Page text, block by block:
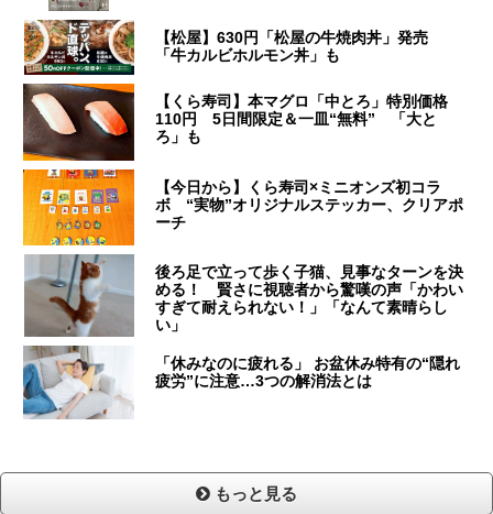
【松屋】630円「松屋の牛焼肉丼」発売
「牛カルビホルモン丼」も
【くら寿司】本マグロ「中とろ」特別価格
110円 5日間限定＆一皿“無料” 「大と
ろ」も
【今日から】くら寿司×ミニオンズ初コラ
ボ “実物”オリジナルステッカー、クリアポ
ーチ
後ろ足で立って歩く子猫、見事なターンを決
める！ 賢さに視聴者から驚嘆の声「かわい
すぎて耐えられない！」「なんて素晴らし
い」
「休みなのに疲れる」 お盆休み特有の“隠れ
疲労”に注意…3つの解消法とは
もっと見る